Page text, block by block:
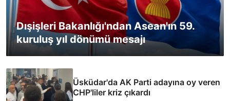
Dışişleri Bakanlığı'ndan Asean'ın 59.
kuruluş yıl dönümü mesajı
Üsküdar'da AK Parti adayına oy veren
CHP'liler kriz çıkardı